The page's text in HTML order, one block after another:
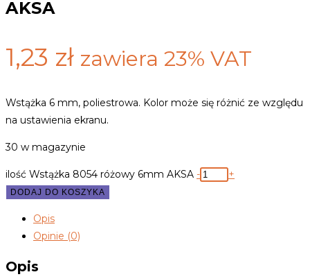
AKSA
1,23 zł zawiera 23% VAT
Wstążka 6 mm, poliestrowa. Kolor może się różnić ze względu
na ustawienia ekranu.
30 w magazynie
ilość Wstążka 8054 różowy 6mm AKSA - +
DODAJ DO KOSZYKA
Opis
Opinie (0)
Opis